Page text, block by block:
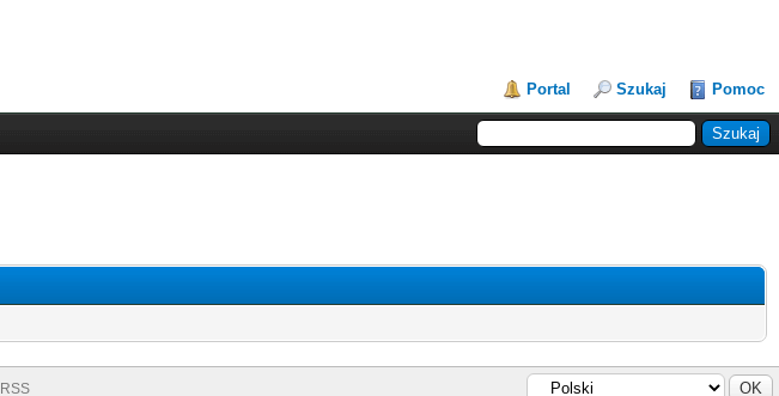
Portal Szukaj Pomoc
RSS